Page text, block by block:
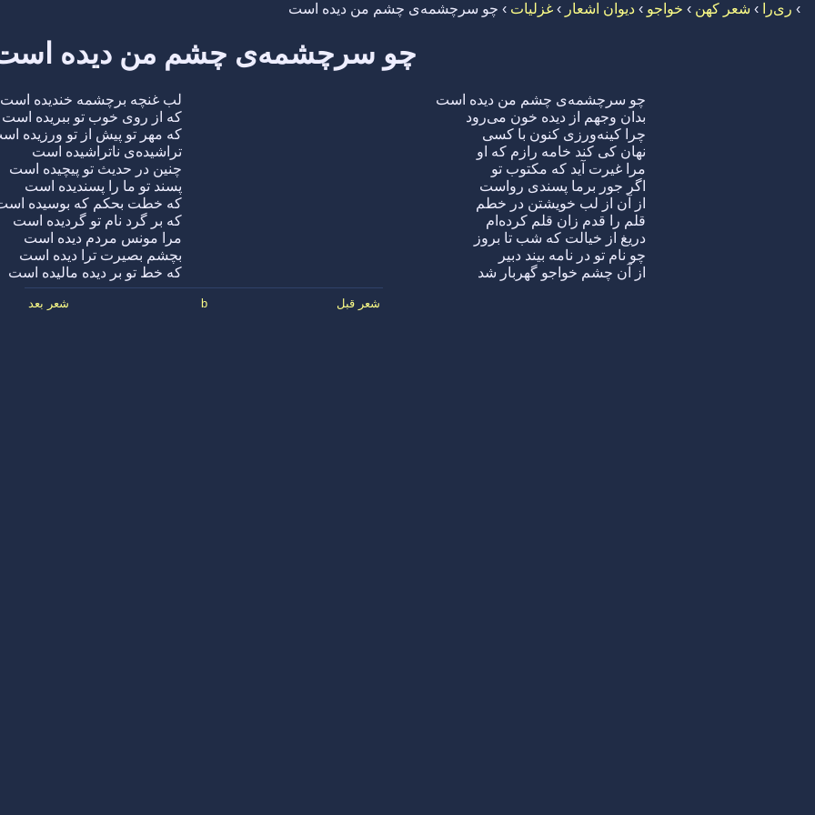
› ری‌را › شعر کهن › خواجو › دیوان اشعار › غزلیات › چو سرچشمه‌ی چشم من دیده است
چو سرچشمه‌ی چشم من دیده
چو سرچشمه‌ی چشم من دیده است
لب غنچه برچشمه خندیده است
بدان وجهم از دیده خون می‌رود
که از روی خوب تو ببریده است
چرا کینه‌ورزی کنون با کسی
که مهر تو پیش از تو ورزیده
نهان کی کند خامه رازم که او
تراشیده‌ی ناتراشیده است
مرا غیرت آید که مکتوب تو
چنین در حدیث تو پیچیده است
اگر جور برما پسندی رواست
پسند تو ما را پسندیده است
از آن از لب خویشتن در خطم
که خطت بحکم که بوسیده
قلم را قدم زان قلم کرده‌ام
که بر گرد نام تو گردیده است
دریغ از خیالت که شب تا بروز
مرا مونس مردم دیده است
چو نام تو در نامه بیند دبیر
بچشم بصیرت ترا دیده است
از آن چشم خواجو گهربار شد
که خط تو بر دیده مالیده است
شعر قبل b شعر بعد